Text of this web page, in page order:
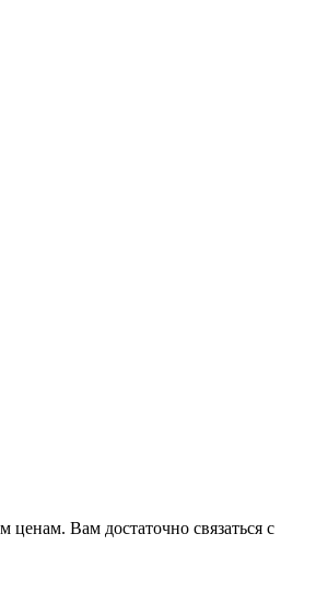
Вам достаточно связаться с